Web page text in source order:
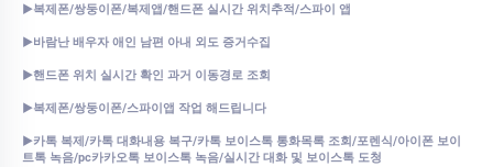
►복제폰/쌍둥이폰/복제앱/핸드폰 실시간 위치추적/스파이 앱
►바람난 배우자 애인 남편 아내 외도 증거수집
►핸드폰 위치 실시간 확인 과거 이동경로 조회
►복제폰/쌍둥이폰/스파이앱 작업 해드립니다
►카톡 복제/카톡 대화내용 복구/카톡 보이스톡 통화목록 조회/포렌식/아이폰 보이
트톡 녹음/pc카카오톡 보이스톡 녹음/실시간 대화 및 보이스톡 도청